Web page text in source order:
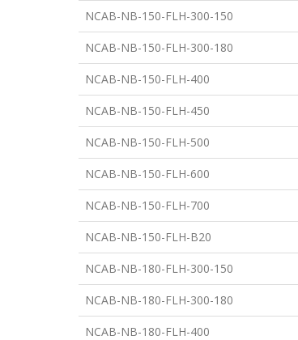
NCAB-NB-150-FLH-300-150
NCAB-NB-150-FLH-300-180
NCAB-NB-150-FLH-400
NCAB-NB-150-FLH-450
NCAB-NB-150-FLH-500
NCAB-NB-150-FLH-600
NCAB-NB-150-FLH-700
NCAB-NB-150-FLH-B20
NCAB-NB-180-FLH-300-150
NCAB-NB-180-FLH-300-180
NCAB-NB-180-FLH-400